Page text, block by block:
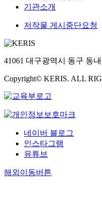
기관소개
저작물 게시중단요청
41061 대구광역시 동구 동
Copyright© KERIS. ALL
네이버 블로그
인스타그램
유튜브
해외이동버튼